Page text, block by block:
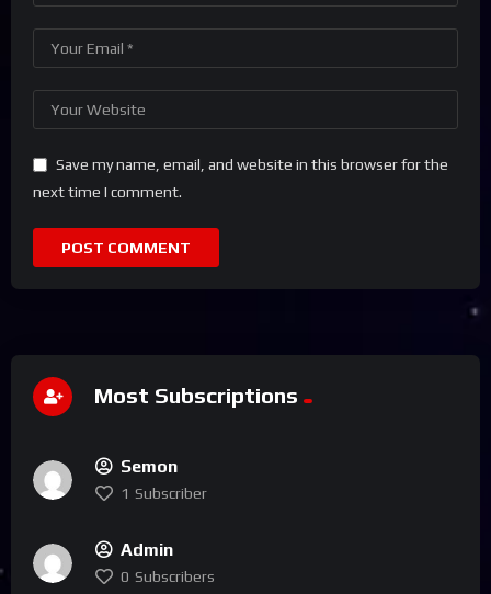
Save my name, email, and website in this browser for the
next time I comment.
Most Subscriptions
Semon
1 Subscriber
Admin
0 Subscribers